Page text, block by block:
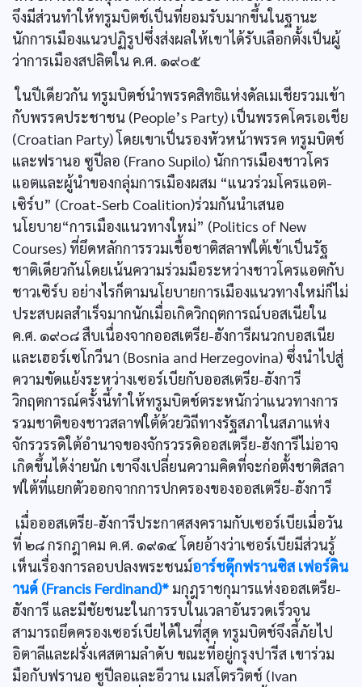
จึงมีส่วนทำให้ทรูมบิตช์เป็นที่ยอมรับมากขึ้นในฐานะ
นักการเมืองแนวปฏิรูปซึ่งส่งผลให้เขาได้รับเลือกตั้งเป็นผู้
ว่าการเมืองสปลิตใน ค.ศ. ๑๙๐๕
ในปีเดียวกัน ทรูมบิตช์นำพรรคสิทธิแห่งดัลเมเชียรวมเข้า
กับพรรคประชาชน (People’s Party) เป็นพรรคโครเอเชีย
(Croatian Party) โดยเขาเป็นรองหัวหน้าพรรค ทรูมบิตช์
และฟรานอ ซูปีลอ (Frano Supilo) นักการเมืองชาวโคร
แอตและผู้นำของกลุ่มการเมืองผสม “แนวร่วมโครแอต-
เซิร์บ” (Croat-Serb Coalition)ร่วมกันนำเสนอ
นโยบาย“การเมืองแนวทางใหม่” (Politics of New
Courses) ที่ยึดหลักการรวมเชื้อชาติสลาฟใต้เข้าเป็นรัฐ
ชาติเดียวกันโดยเน้นความร่วมมือระหว่างชาวโครแอตกับ
ชาวเซิร์บ อย่างไรก็ตามนโยบายการเมืองแนวทางใหม่ก็ไม่
ประสบผลสำเร็จมากนักเมื่อเกิดวิกฤตการณ์บอสเนียใน
ค.ศ. ๑๙๐๘ สืบเนื่องจากออสเตรีย-ฮังการีผนวกบอสเนีย
และเฮอร์เซโกวีนา (Bosnia and Herzegovina) ซึ่งนำไปสู่
ความขัดแย้งระหว่างเซอร์เบียกับออสเตรีย-ฮังการี
วิกฤตการณ์ครั้งนี้ทำให้ทรูมบิตช์ตระหนักว่าแนวทางการ
รวมชาติของชาวสลาฟใต้ด้วยวิถีทางรัฐสภาในสภาแห่ง
จักรวรรดิใต้อำนาจของจักรวรรดิออสเตรีย-ฮังการีไม่อาจ
เกิดขึ้นได้ง่ายนัก เขาจึงเปลี่ยนความคิดที่จะก่อตั้งชาติสลา
ฟใต้ที่แยกตัวออกจากการปกครองของออสเตรีย-ฮังการี
เมื่อออสเตรีย-ฮังการีประกาศสงครามกับเซอร์เบียเมื่อวัน
ที่ ๒๘ กรกฎาคม ค.ศ. ๑๙๑๔ โดยอ้างว่าเซอร์เบียมีส่วนรู้
เห็นเรื่องการลอบปลงพระชนม์อาร์ชดุ๊กฟรานซิส เฟอร์ดิน
านด์ (Francis Ferdinand)* มกุฎราชกุมารแห่งออสเตรีย-
ฮังการี และมีชัยชนะในการรบในเวลาอันรวดเร็วจน
สามารถยึดครองเซอร์เบียได้ในที่สุด ทรูมบิตช์จึงลี้ภัยไป
อิตาลีและฝรั่งเศสตามลำดับ ขณะที่อยู่กรุงปารีส เขาร่วม
มือกับฟรานอ ซูปีลอและอีวาน เมสโตรวิตช์ (Ivan